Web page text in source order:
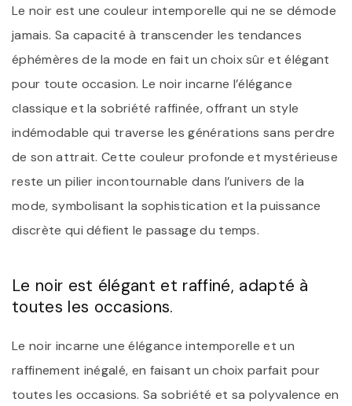
Le noir est une couleur intemporelle qui ne se démode
jamais. Sa capacité à transcender les tendances
éphémères de la mode en fait un choix sûr et élégant
pour toute occasion. Le noir incarne l’élégance
classique et la sobriété raffinée, offrant un style
indémodable qui traverse les générations sans perdre
de son attrait. Cette couleur profonde et mystérieuse
reste un pilier incontournable dans l’univers de la
mode, symbolisant la sophistication et la puissance
discrète qui défient le passage du temps.
Le noir est élégant et raffiné, adapté à
toutes les occasions.
Le noir incarne une élégance intemporelle et un
raffinement inégalé, en faisant un choix parfait pour
toutes les occasions. Sa sobriété et sa polyvalence en